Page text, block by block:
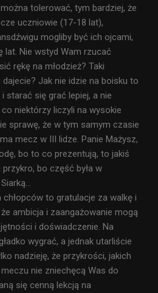
tolerować, tym bardziej, że
uczniowie (17-18 lat),
mogliby być ich ojcami,
lat. Nie wstyd Wam rzucać
rękę na młodzież? Taki
dajecie? Jak nie idzie na boisku to
starać się grać lepiej, a nie
niektórzy liczyli na wysokie
sprawę, że w tym samym czasie
mecz w III lidze. Panie Mażysz,
bo to co prezentują, to jakiś
bo część była w
to gratulacje za walkę i
ambicja i zaangażowanie mogą
i doświadczenie. Na
wygrać, a jednak utarliście
nadzieję, że przykrości, jakich
nie zniechęcą Was do
się cenną lekcją na